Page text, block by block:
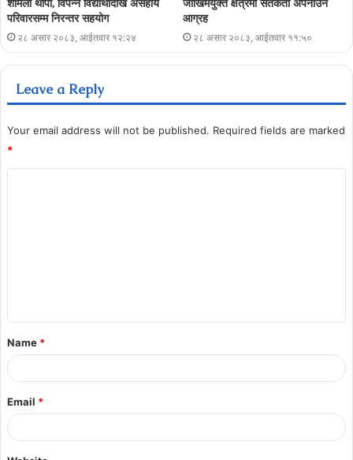
शर्मिला थापा, विपन्न विद्यार्थीदेखि असहाय
परिवारसम्म निरन्तर सहयोग
२८ असार २०८३, आईतवार १२:२४
जोखिमयुक्त क्षेत्रमा सतर्कता अपनाउन
आग्रह
२८ असार २०८३, आईतवार ११:५०
Leave a Reply
Your email address will not be published. Required fields are marked
*
Name *
Email *